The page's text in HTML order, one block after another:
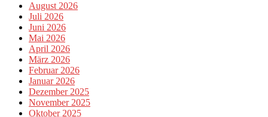
August 2026
Juli 2026
Juni 2026
Mai 2026
April 2026
März 2026
Februar 2026
Januar 2026
Dezember 2025
November 2025
Oktober 2025